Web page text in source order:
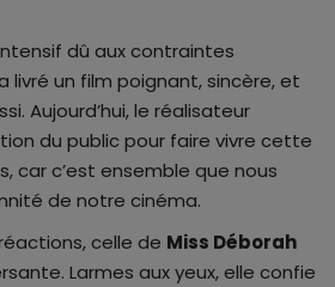
dû aux contraintes
livré un film poignant, sincère, et
Aujourd’hui, le réalisateur
du public pour faire vivre cette
car c’est ensemble que nous
de notre cinéma.
celle de Miss Déborah
Larmes aux yeux, elle confie